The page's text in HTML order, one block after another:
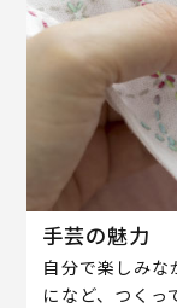
手芸の魅力
自分で楽しみ
になど、つくっ